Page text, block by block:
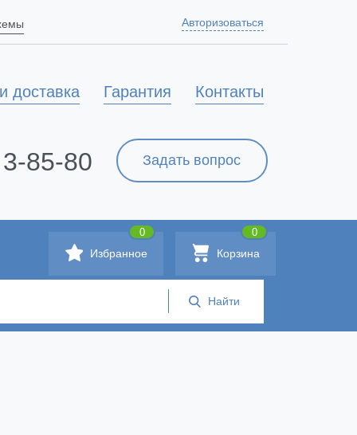
Авторизоваться
Контакты
Гарантия
доставка
Задать вопрос
85-80
Корзина
0
Избранное
0